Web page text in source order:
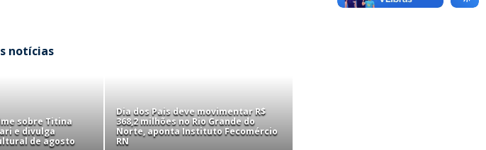
notícias
sobre Titina
e divulga
de agosto
Dia dos Pais deve movimentar R$
368,2 milhões no Rio Grande do
Norte, aponta Instituto Fecomércio
RN